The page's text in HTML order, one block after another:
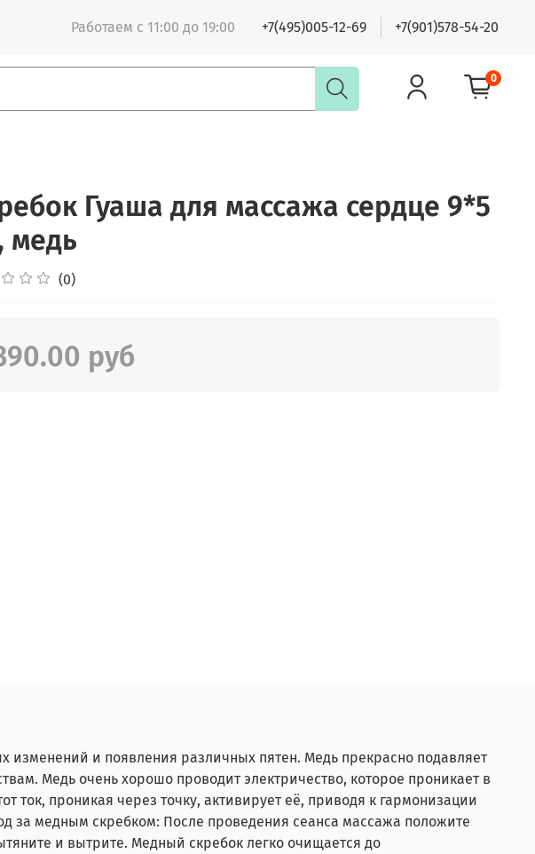
Работаем с 11:00 до 19:00 +7(495)005-12-69 +7(901)578-54-20
0
Гуаша для массажа сердце 9*5
медь
(0)
руб
изменений и появления различных пятен. Медь прекрасно подавляет
Медь очень хорошо проводит электричество, которое проникает в
проникая через точку, активирует её, приводя к гармонизации
за медным скребком: После проведения сеанса массажа положите
и вытрите. Медный скребок легко очищается до